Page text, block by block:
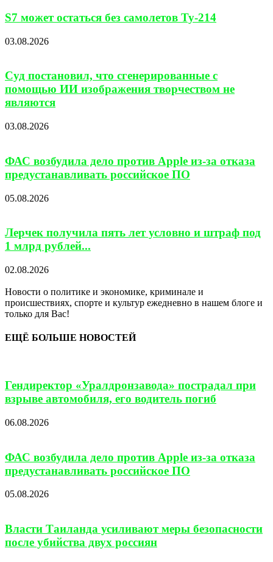
S7 может остаться без самолетов Ту-214
03.08.2026
Суд постановил, что сгенерированные с
помощью ИИ изображения творчеством не
являются
03.08.2026
ФАС возбудила дело против Apple из-за отказа
предустанавливать российское ПО
05.08.2026
Лерчек получила пять лет условно и штраф под
1 млрд рублей...
02.08.2026
Новости о политике и экономике, криминале и
происшествиях, спорте и культур ежедневно в нашем блоге и
только для Вас!
ЕЩЁ БОЛЬШЕ НОВОСТЕЙ
Гендиректор «Уралдронзавода» пострадал при
взрыве автомобиля, его водитель погиб
06.08.2026
ФАС возбудила дело против Apple из-за отказа
предустанавливать российское ПО
05.08.2026
Власти Таиланда усиливают меры безопасности
после убийства двух россиян